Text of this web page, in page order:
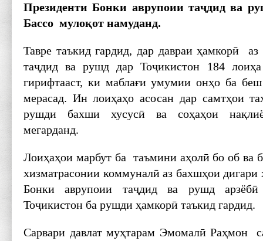
Президенти Бонки аврупоии таҷдид ва
Бассо мулоқот намуданд.
Тавре таъкид гардид, дар давраи ҳамкорӣ
таҷдид ва рушд дар Тоҷикистон 184
гирифтааст, ки маблағи умумии онҳо ба
мерасад. Ин лоиҳаҳо асосан дар самтҳои
рушди бахши хусусӣ ва соҳаҳои
мегарданд.
Лоиҳаҳои марбут ба таъмини аҳолӣ бо об ва
хизматрасонии коммуналӣ аз бахшҳои
Бонки аврупоии таҷдид ва рушд арзёбӣ
Тоҷикистон ба рушди ҳамкорӣ таъкид гардид.
Сарвари давлат муҳтарам Эмомалӣ Раҳмон